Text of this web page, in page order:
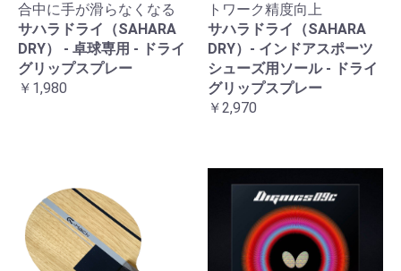
合中に手が滑らなくなる
サハラドライ（SAHARA
DRY） - 卓球専用 - ドライ
グリップスプレー
￥1,980
トワーク精度向上
サハラドライ（SAHARA
DRY）- インドアスポーツ
シューズ用ソール - ドライ
グリップスプレー
￥2,970